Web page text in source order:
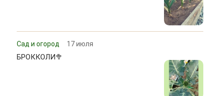
Сад и огород 17 июля
БРОККОЛИ🥦